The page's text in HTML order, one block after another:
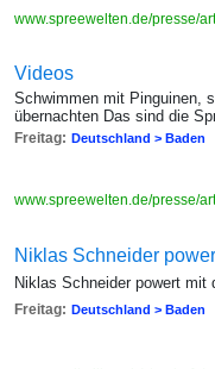
www.spreewelten.de/presse/
Videos
Schwimmen mit Pinguinen,
übernachten Das sind die
Freitag: Deutschland > Baden
www.spreewelten.de/presse/
Niklas Schneider
Niklas Schneider powert
Freitag: Deutschland > Baden